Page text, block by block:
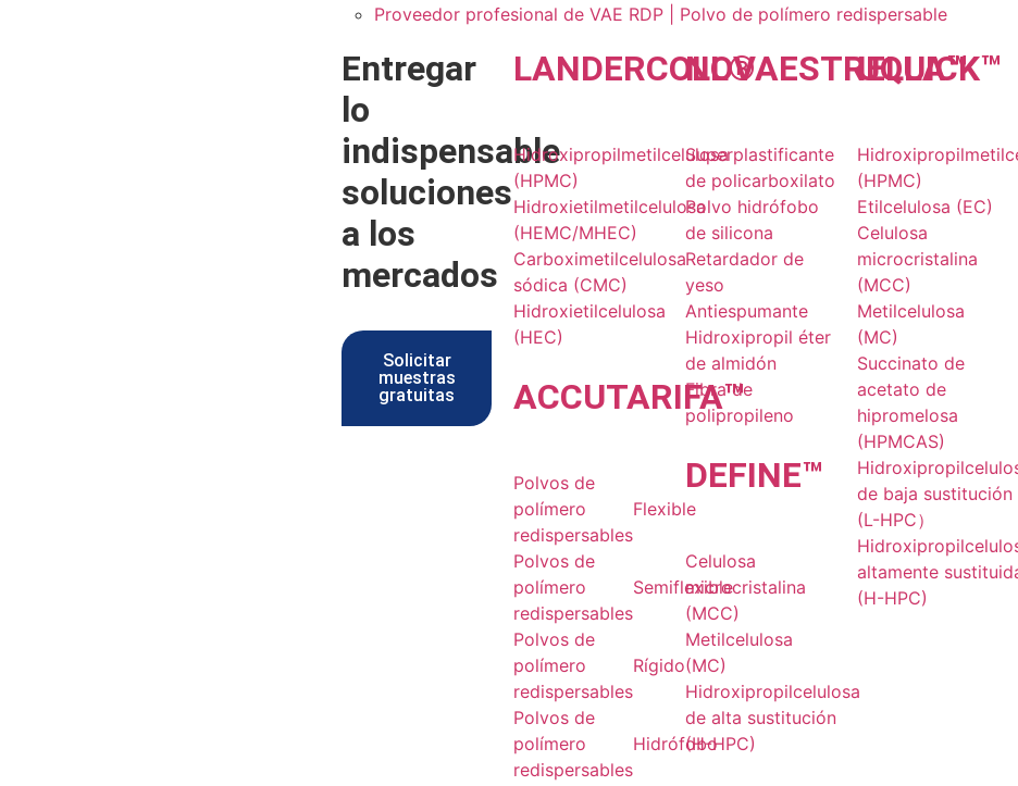
Proveedor profesional de VAE RDP | Polvo de polímero redispersable
Entregar
lo
indispensable
soluciones
a los
mercados
Solicitar
muestras
gratuitas
LANDERCOLL®
Hidroxipropilmetilcelulosa
(HPMC)
Hidroxietilmetilcelulosa
(HEMC/MHEC)
Carboximetilcelulosa
sódica (CMC)
Hidroxietilcelulosa
(HEC)
ACCUTARIFA™
Polvos de
polímero
redispersables
Flexible
Polvos de
polímero
redispersables
Semiflexible
Polvos de
polímero
redispersables
Rígido
Polvos de
polímero
redispersables
Hidrófobo
NOVAESTRELLA™
Superplastificante
de policarboxilato
Polvo hidrófobo
de silicona
Retardador de
yeso
Antiespumante
Hidroxipropil éter
de almidón
Fibra de
polipropileno
DEFINE™
Celulosa
microcristalina
(MCC)
Metilcelulosa
(MC)
Hidroxipropilcelulosa
de alta sustitución
(H-HPC)
UQUICK™
(HPMC)
Etilcelulosa (EC)
Celulosa
microcristalina
(MCC)
Metilcelulosa
(MC)
Succinato de
acetato de
hipromelosa
(HPMCAS)
de baja sustitución
(L-HPC）
altamente
(H-HPC)